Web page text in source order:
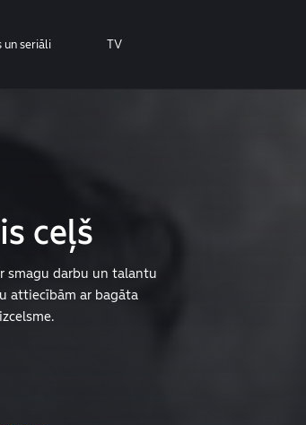
un seriāli TV
ceļš
smagu darbu un talantu
attiecībām ar bagāta